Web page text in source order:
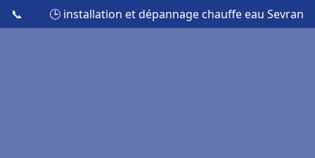
📞 🕒 installation et dépannage chauffe eau Sevran